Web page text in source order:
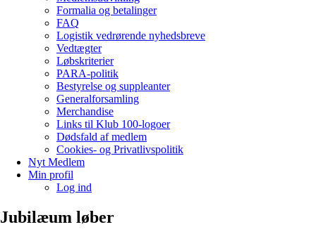
Formalia og betalinger
FAQ
Logistik vedrørende nyhedsbreve
Vedtægter
Løbskriterier
PARA-politik
Bestyrelse og suppleanter
Generalforsamling
Merchandise
Links til Klub 100-logoer
Dødsfald af medlem
Cookies- og Privatlivspolitik
Nyt Medlem
Min profil
Log ind
Jubilæum løber